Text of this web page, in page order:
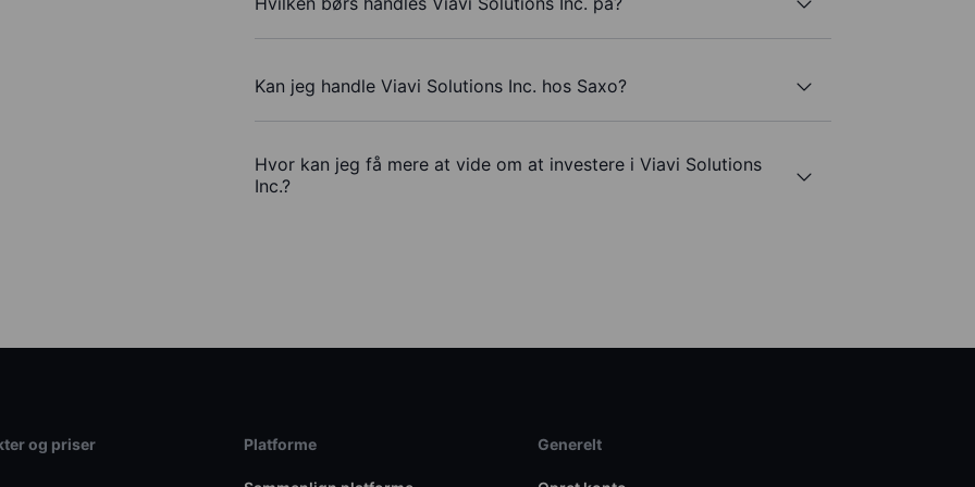
Kan jeg handle Viavi Solutions Inc. hos Saxo?
Hvor kan jeg få mere at vide om at investere i Viavi Solutions
Inc.?
og priser Platforme Generelt